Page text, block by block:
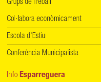
Grups de Treball
Col·labora econòmicament
Escola d'Estiu
Conferència Municipalista
Info Esparreguera